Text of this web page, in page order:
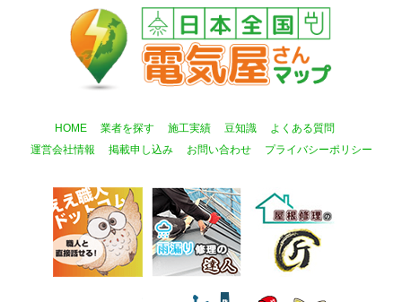
HOME 業者を探す 施工実績 豆知識
よくある質問
運営会社情報
掲載申し込み お問い合わせ プライバシーポリシー